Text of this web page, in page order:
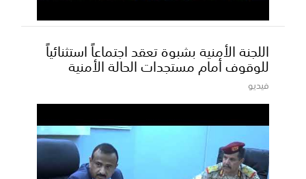
اللجنة الأمنية بشبوة تعقد اجتماعاً استثنائياً
للوقوف أمام مستجدات الحالة الأمنية
فيديو